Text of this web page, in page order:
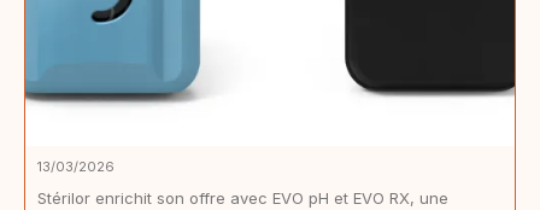
13/03/2026
Stérilor enrichit son offre avec EVO pH et EVO RX, une